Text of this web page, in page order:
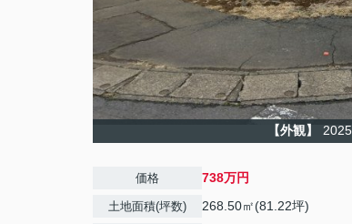
【外観】
価格 738万円
土地面積(坪数) 268.50㎡(81.22坪)